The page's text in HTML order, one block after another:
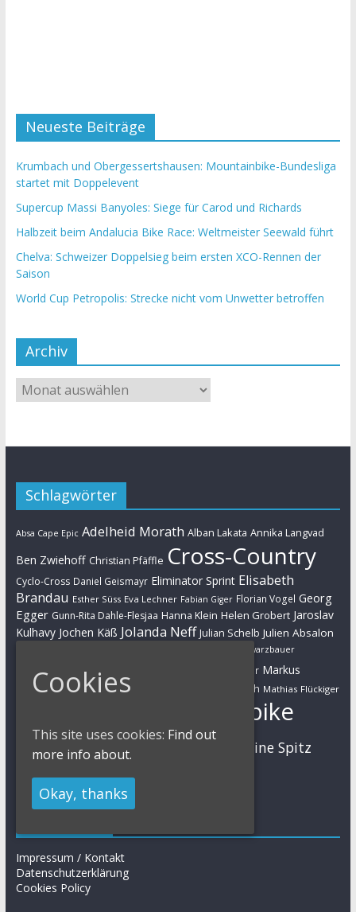
Neueste Beiträge
Krumbach und Obergessertshausen: Mountainbike-Bundesliga
startet mit Doppelevent
Supercup Massi Banyoles: Siege für Carod und Richards
Halbzeit beim Andalucia Bike Race: Weltmeister Seewald führt
Chelva: Schweizer Doppelsieg beim ersten XCO-Rennen der
Saison
World Cup Petropolis: Strecke nicht vom Unwetter betroffen
Archiv
Schlagwörter
Absa Cape Epic Adelheid Morath Alban Lakata Annika Langvad
Ben Zwiehoff Christian Pfäffle Cross-Country
Cyclo-Cross Daniel Geismayr Eliminator Sprint Elisabeth
Brandau Esther Süss Eva Lechner Fabian Giger Florian Vogel Georg
Egger Gunn-Rita Dahle-Flesjaa Hanna Klein Helen Grobert Jaroslav
Kulhavy Jochen Käß Jolanda Neff Julian Schelb Julien Absalon
Luca Schwarzbauer
Manuel Fumic Markus Bauer Markus
Kaufmann Markus Schulte-Lünzum Martin Gluth Mathias Flückiger
Mountainbike
MTB Nadine Rieder Sabine Spitz
Impressum / Kontakt
Datenschutzerklärung
Cookies Policy
Cookies
This site uses cookies: Find out
more info about.
Okay, thanks